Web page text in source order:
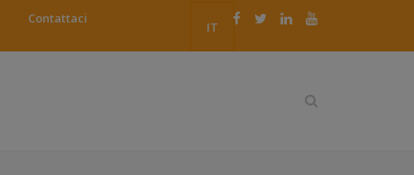
IT
Contattaci